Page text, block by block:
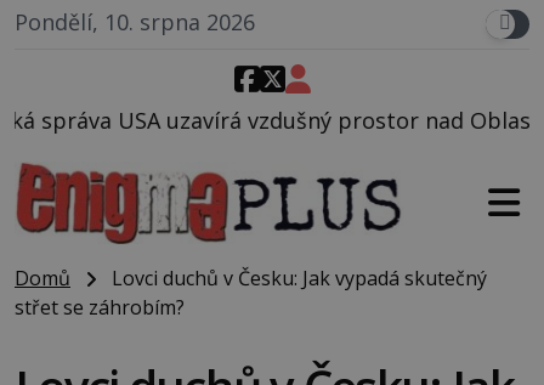
Pondělí, 10. srpna 2026
prostor nad Oblastí 51, mohlo to souviset
Domů
Lovci duchů v Česku: Jak vypadá skutečný
střet se záhrobím?